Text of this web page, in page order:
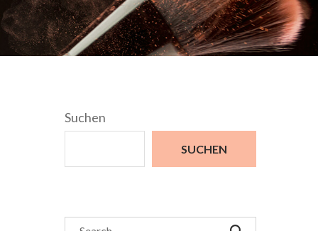
Suchen
SUCHEN